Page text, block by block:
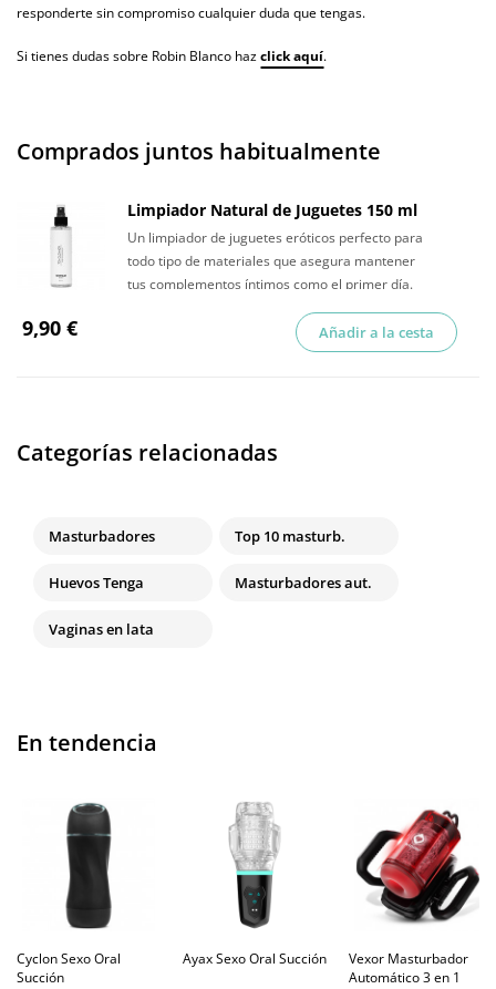
responderte sin compromiso cualquier duda que tengas.
Si tienes dudas sobre Robin Blanco hazclick aquí.
Comprados juntos habitualmente
Limpiador Natural de Juguetes 150 ml
Un limpiador de juguetes eróticos perfecto para
todo tipo de materiales que asegura mantener
tus complementos íntimos como el primer día.
9,90 € Añadir a la cesta
Categorías relacionadas
Masturbadores Top 10 masturb.
Huevos Tenga Masturbadores aut.
Vaginas en lata
En tendencia
Cyclon Sexo Oral
Succión
Ayax Sexo Oral Succión
Vexor Masturbador
Automático 3 en 1